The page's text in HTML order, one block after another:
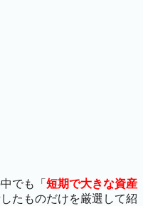
でも「 短期で大きな資産
たものだけを厳選して紹